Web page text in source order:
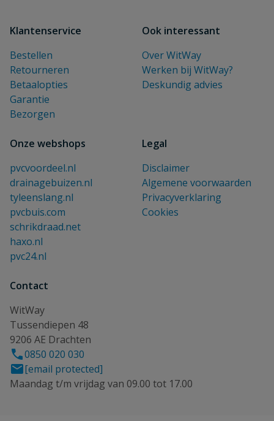
Klantenservice
Bestellen
Retourneren
Betaalopties
Garantie
Bezorgen
Ook interessant
Over WitWay
Werken bij WitWay?
Deskundig advies
Onze webshops
pvcvoordeel.nl
drainagebuizen.nl
tyleenslang.nl
pvcbuis.com
schrikdraad.net
haxo.nl
pvc24.nl
Legal
Disclaimer
Algemene voorwaarden
Privacyverklaring
Cookies
Contact
WitWay
Tussendiepen 48
9206 AE Drachten
0850 020 030
[email protected]
Maandag t/m vrijdag van 09.00 tot 17.00